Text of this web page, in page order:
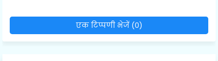
एक टिप्पणी भेजें (0)